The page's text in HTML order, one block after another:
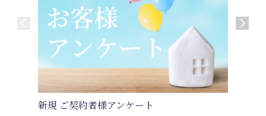
新規 ご契約者様アンケート